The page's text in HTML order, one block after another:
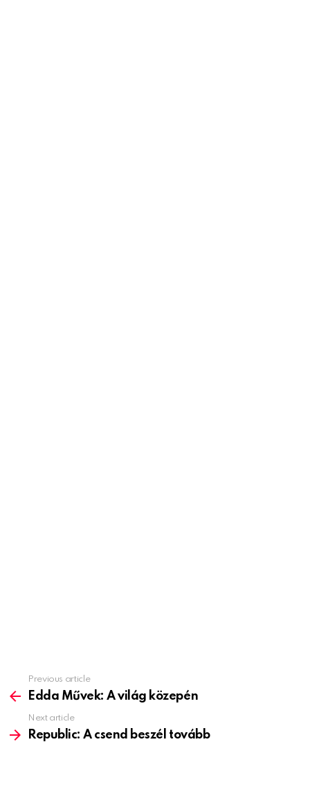
more
Previous article
Edda Művek: A világ közepén
Next article
Republic: A csend beszél tovább